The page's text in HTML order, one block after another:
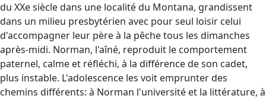
du XXe siècle dans une localité du Montana, grandissent
dans un milieu presbytérien avec pour seul loisir celui
d'accompagner leur père à la pêche tous les dimanches
après-midi. Norman, l'aîné, reproduit le comportement
paternel, calme et réfléchi, à la différence de son cadet,
plus instable. L'adolescence les voit emprunter des
chemins différents: à Norman l'université et la littérature, à